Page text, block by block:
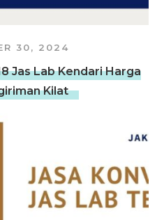
30, 2024
Jas Lab Kendari Harga
Kilat